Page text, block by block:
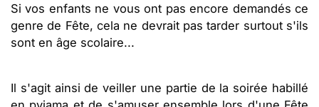
Si vos enfants ne vous ont pas encore demandés ce
genre de Fête, cela ne devrait pas tarder surtout s'ils
sont en âge scolaire...
Il s'agit ainsi de veiller une partie de la soirée habillé